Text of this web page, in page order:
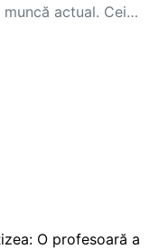
muncă actual. Cei…
O profesoară a